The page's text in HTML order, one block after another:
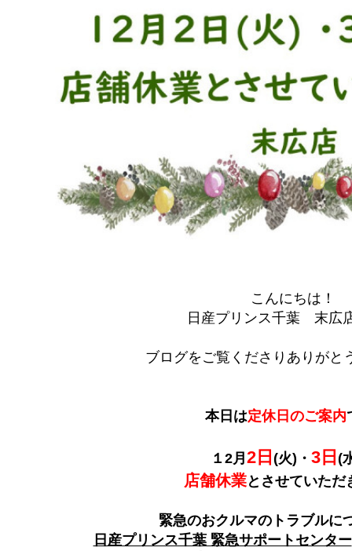
こんにちは！
日産プリンス千葉 末広
ブログをご覧くださりありがと
本日は定休日のご案内
１2月 2日 (火)・ 3日 (
店舗休業とさせていただ
緊急のおクルマのトラブルに
日産プリンス千葉 緊急サポートセンター